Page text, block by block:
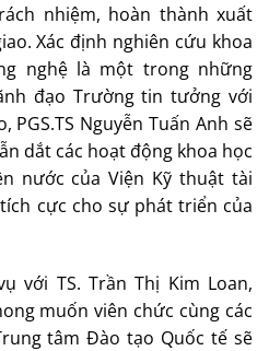
nhiệm, hoàn thành xuất
Xác định nghiên cứu khoa
nghệ là một trong những
đạo Trường tin tưởng với
Nguyễn Tuấn Anh sẽ
dắt các hoạt động khoa học
nước của Viện Kỹ thuật tài
cực cho sự phát triển của
với TS. Trần Thị Kim Loan,
muốn viên chức cùng các
tâm Đào tạo Quốc tế sẽ